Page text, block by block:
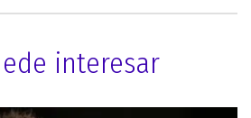
interesar